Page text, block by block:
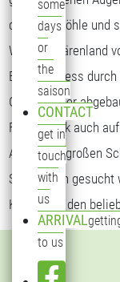
some
days
or
the
saison
CONTACT
get in
touch
with
us
ARRIVAL
to us
der Bärenhöhle und
Wer das Bärenland
Bären-Express
Gebiet Silber
Freizeitpark auch
Auf einem großen
Silberbären gesucht
Kindern zu den